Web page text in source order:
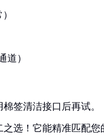
道）
签清洁接口后再试。
选！它能精准匹配